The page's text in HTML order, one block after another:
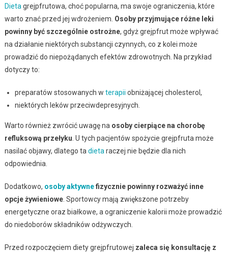
Dieta grejpfrutowa, choć popularna, ma swoje ograniczenia, które
warto znać przed jej wdrożeniem. Osoby przyjmujące różne leki
powinny być szczególnie ostrożne, gdyż grejpfrut może wpływać
na działanie niektórych substancji czynnych, co z kolei może
prowadzić do niepożądanych efektów zdrowotnych. Na przykład
dotyczy to:
preparatów stosowanych w terapii obniżającej cholesterol,
niektórych leków przeciwdepresyjnych.
Warto również zwrócić uwagę na osoby cierpiące na chorobę
refluksową przełyku . U tych pacjentów spożycie grejpfruta może
nasilać objawy, dlatego ta dieta raczej nie będzie dla nich
odpowiednia.
Dodatkowo, osoby aktywnefizycznie powinny rozważyć inne
opcje żywieniowe. Sportowcy mają zwiększone potrzeby
energetyczne oraz białkowe, a ograniczenie kalorii może prowadzić
do niedoborów składników odżywczych.
Przed rozpoczęciem diety grejpfrutowej zaleca się konsultację z